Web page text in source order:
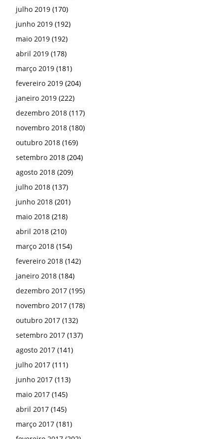
julho 2019 (170)
junho 2019 (192)
maio 2019 (192)
abril 2019 (178)
março 2019 (181)
fevereiro 2019 (204)
janeiro 2019 (222)
dezembro 2018 (117)
novembro 2018 (180)
outubro 2018 (169)
setembro 2018 (204)
agosto 2018 (209)
julho 2018 (137)
junho 2018 (201)
maio 2018 (218)
abril 2018 (210)
março 2018 (154)
fevereiro 2018 (142)
janeiro 2018 (184)
dezembro 2017 (195)
novembro 2017 (178)
outubro 2017 (132)
setembro 2017 (137)
agosto 2017 (141)
julho 2017 (111)
junho 2017 (113)
maio 2017 (145)
abril 2017 (145)
março 2017 (181)